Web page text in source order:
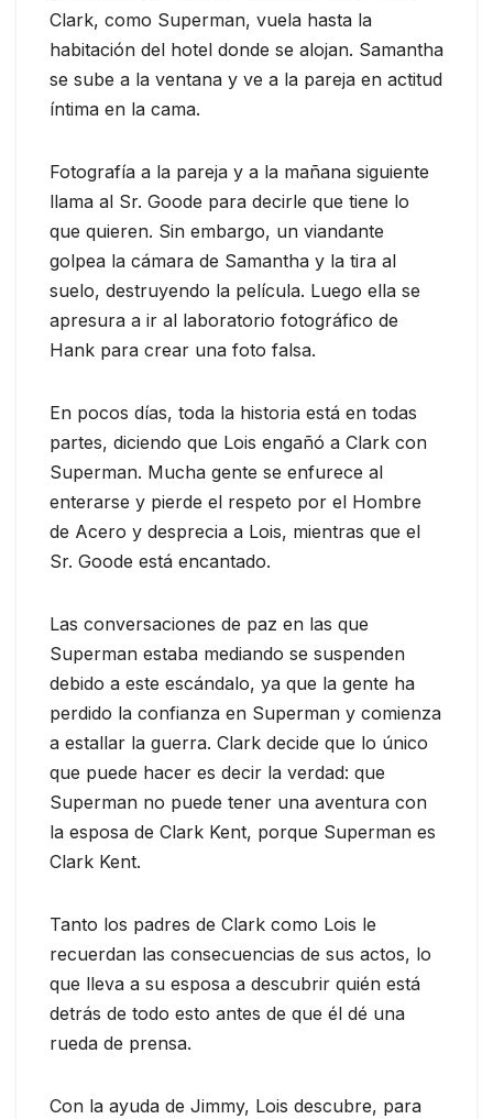
Clark, como Superman, vuela hasta la
habitación del hotel donde se alojan. Samantha
se sube a la ventana y ve a la pareja en actitud
íntima en la cama.
Fotografía a la pareja y a la mañana siguiente
llama al Sr. Goode para decirle que tiene lo
que quieren. Sin embargo, un viandante
golpea la cámara de Samantha y la tira al
suelo, destruyendo la película. Luego ella se
apresura a ir al laboratorio fotográfico de
Hank para crear una foto falsa.
En pocos días, toda la historia está en todas
partes, diciendo que Lois engañó a Clark con
Superman. Mucha gente se enfurece al
enterarse y pierde el respeto por el Hombre
de Acero y desprecia a Lois, mientras que el
Sr. Goode está encantado.
Las conversaciones de paz en las que
Superman estaba mediando se suspenden
debido a este escándalo, ya que la gente ha
perdido la confianza en Superman y comienza
a estallar la guerra. Clark decide que lo único
que puede hacer es decir la verdad: que
Superman no puede tener una aventura con
la esposa de Clark Kent, porque Superman es
Clark Kent.
Tanto los padres de Clark como Lois le
recuerdan las consecuencias de sus actos, lo
que lleva a su esposa a descubrir quién está
detrás de todo esto antes de que él dé una
rueda de prensa.
Con la ayuda de Jimmy, Lois descubre, para